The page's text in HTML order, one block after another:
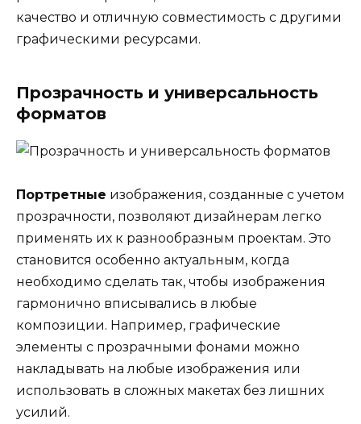
качество и отличную совместимость с другими
графическими ресурсами.
Прозрачность и универсальность
форматов
Портретные изображения, созданные с учетом
прозрачности, позволяют дизайнерам легко
применять их к разнообразным проектам. Это
становится особенно актуальным, когда
необходимо сделать так, чтобы изображения
гармонично вписывались в любые
композиции. Например, графические
элементы с прозрачными фонами можно
накладывать на любые изображения или
использовать в сложных макетах без лишних
усилий.